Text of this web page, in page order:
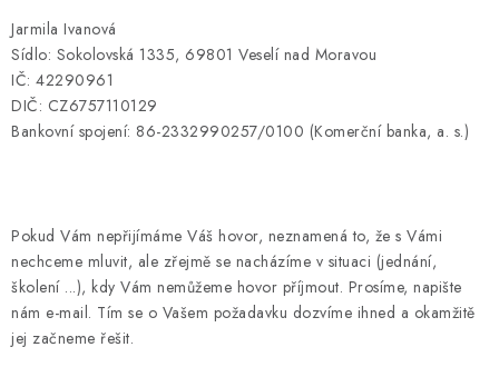
Jarmila Ivanová
Sídlo: Sokolovská 1335, 69801 Veselí nad Moravou
IČ: 42290961
DIČ: CZ6757110129
Bankovní spojení: 86-2332990257/0100 (Komerční banka, a. s.)
Pokud Vám nepřijímáme Váš hovor, neznamená to, že s Vámi
nechceme mluvit, ale zřejmě se nacházíme v situaci (jednání,
školení ...), kdy Vám nemůžeme hovor příjmout. Prosíme, napište
nám e-mail. Tím se o Vašem požadavku dozvíme ihned a okamžitě
jej začneme řešit.